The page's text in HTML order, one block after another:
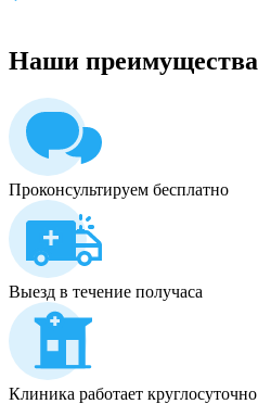
Наши преимущества
Проконсультируем бесплатно
Выезд в течение получаса
Клиника работает круглосуточно